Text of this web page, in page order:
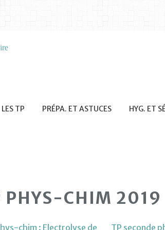
LES TP PRÉPA. ET ASTUCES HYG. ET
PHYS-CHIM 2019
chim : Electrolyse de TP seconde